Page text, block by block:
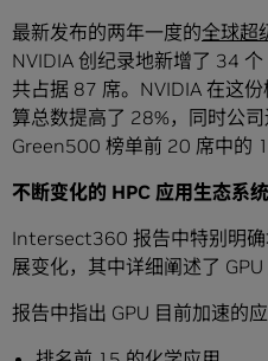
最新发布的两年一度的全球超
NVIDIA 创纪录地新增了 34
共占据 87 席。NVIDIA 在这
算总数提高了 28%，同时公
Green500 榜单前 20 席中的
不断变化的 HPC 应用生态系统
Intersect360 报告中特别明
展变化，其中详细阐述了 GPU
报告中指出 GPU 目前加速的应